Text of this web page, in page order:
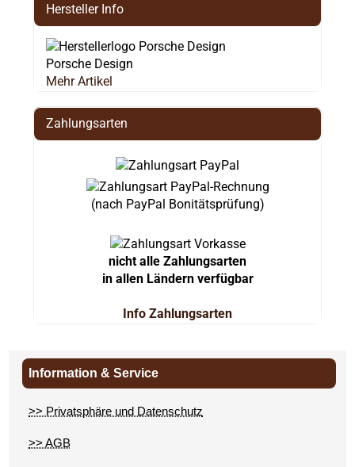
Hersteller Info
Porsche Design
Mehr Artikel
Zahlungsarten
(nach PayPal Bonitätsprüfung)
nicht alle Zahlungsarten
in allen Ländern verfügbar
Info Zahlungsarten
Information & Service
>> Privatsphäre und Datenschutz
>> AGB